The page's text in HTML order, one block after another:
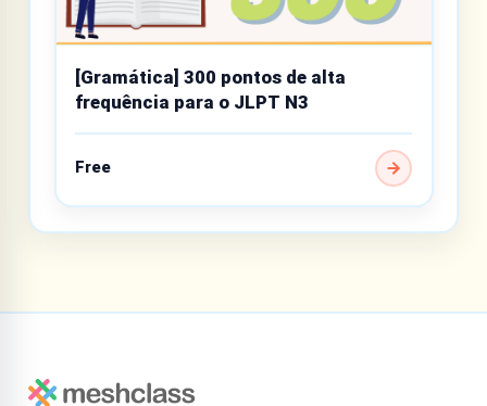
[Gramática] 300 pontos de alta
frequência para o JLPT N3
Free